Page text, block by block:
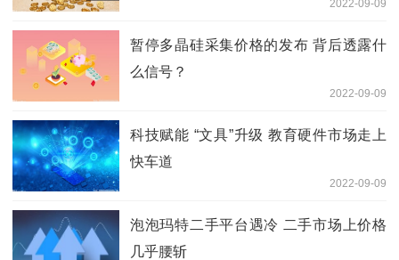
2022-09-09
暂停多晶硅采集价格的发布 背后透露什
么信号？
2022-09-09
科技赋能 “文具”升级 教育硬件市场走上
快车道
2022-09-09
泡泡玛特二手平台遇冷 二手市场上价格
几乎腰斩